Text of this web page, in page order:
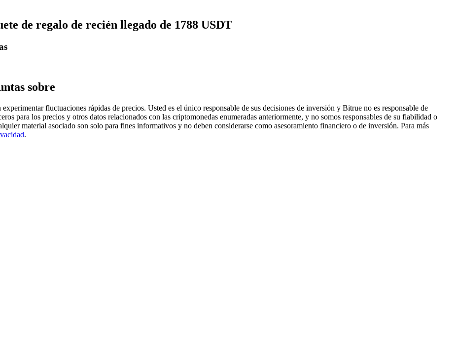
de regalo de recién llegado de 1788 USDT
sobre
fluctuaciones rápidas de precios. Usted es el único responsable de sus decisiones de inversión y Bitrue no es responsable de
para los precios y otros datos relacionados con las criptomonedas enumeradas anteriormente, y no somos responsables de su fiabilidad o
material asociado son solo para fines informativos y no deben considerarse como asesoramiento financiero o de inversión. Para más
.